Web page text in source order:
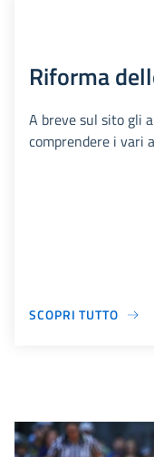
Riforma
A breve sul sito gli
comprendere i vari
SCOPRI TUTTO